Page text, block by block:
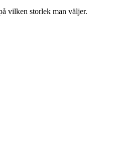
vilken storlek man väljer.